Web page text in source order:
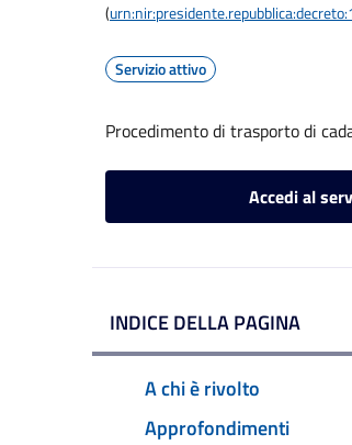
(
Servizio attivo
Procedimento di trasporto di
Accedi al
INDICE DELLA PAGINA
A chi è rivolto
Approfondimenti